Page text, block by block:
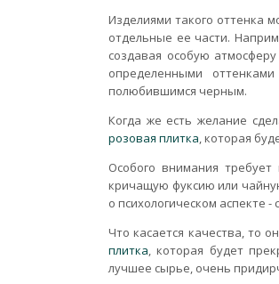
Изделиями такого оттенка
отдельные ее части.
создавая особую
определенными
полюбившимся черным.
Когда же есть желание
розовая плитка, которая
Особого внимания
кричащую фуксию или
о психологическом аспекте
Что касается качества, то
плитка, которая будет
лучшее сырье, очень